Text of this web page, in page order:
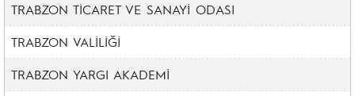
TRABZON TİCARET VE SANAYİ ODASI
TRABZON VALİLİĞİ
TRABZON YARGI AKADEMİ